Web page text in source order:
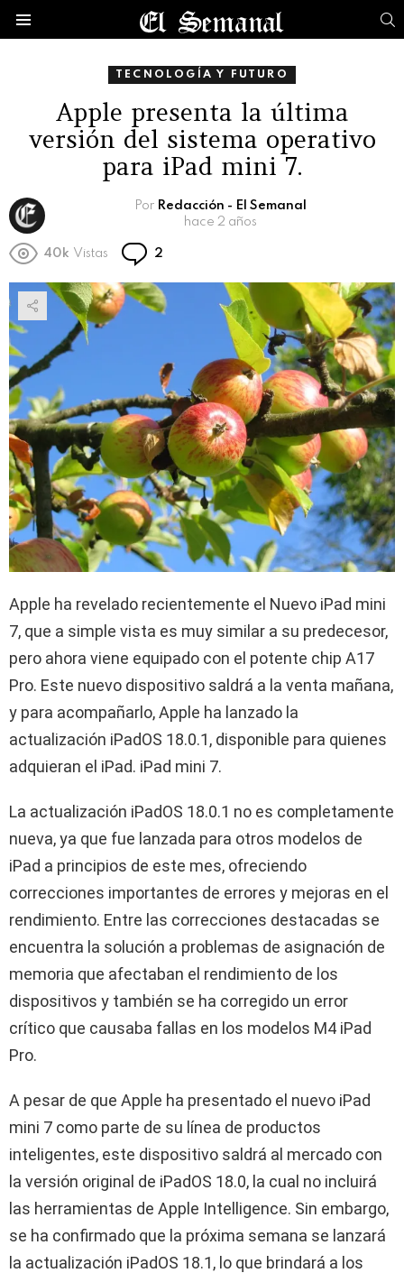
TECNOLOGÍA Y FUTURO
Apple presenta la última
versión del sistema operativo
para iPad mini 7.
Por Redacción - El Semanal
hace 2 años
40k Vistas 2
Apple ha revelado recientemente el Nuevo iPad mini
7, que a simple vista es muy similar a su predecesor,
pero ahora viene equipado con el potente chip A17
Pro. Este nuevo dispositivo saldrá a la venta mañana,
y para acompañarlo, Apple ha lanzado la
actualización iPadOS 18.0.1, disponible para quienes
adquieran el iPad. iPad mini 7.
La actualización iPadOS 18.0.1 no es completamente
nueva, ya que fue lanzada para otros modelos de
iPad a principios de este mes, ofreciendo
correcciones importantes de errores y mejoras en el
rendimiento. Entre las correcciones destacadas se
encuentra la solución a problemas de asignación de
memoria que afectaban el rendimiento de los
dispositivos y también se ha corregido un error
crítico que causaba fallas en los modelos M4 iPad
Pro.
A pesar de que Apple ha presentado el nuevo iPad
mini 7 como parte de su línea de productos
inteligentes, este dispositivo saldrá al mercado con
la versión original de iPadOS 18.0, la cual no incluirá
las herramientas de Apple Intelligence. Sin embargo,
se ha confirmado que la próxima semana se lanzará
la actualización iPadOS 18.1, lo que brindará a los